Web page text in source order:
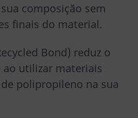
composição sem
finais do material.
Bond) reduz o
utilizar materiais
polipropileno na sua